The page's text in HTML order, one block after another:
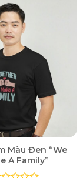
Màu Đen “We
A Family”